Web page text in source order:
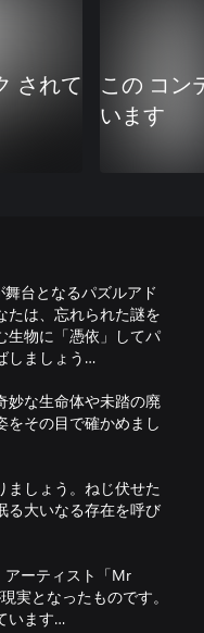
されて
この コン
います
舞台となるパズルアド
たは、忘れられた謎を
生物に「憑依」してパ
しましょう…
妙な生命体や未踏の廃
をその目で確かめまし
ましょう。ねじ伏せた
る大いなる存在を呼び
アーティスト「Mr
実となったものです。